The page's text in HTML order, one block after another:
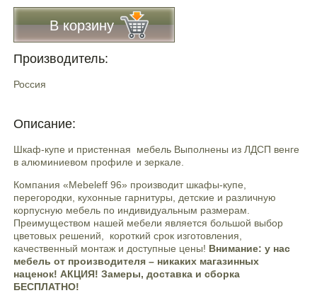
В корзину
Производитель:
Россия
Описание:
Шкаф-купе и пристенная мебель Выполнены из ЛДСП венге
в алюминиевом профиле и зеркале.
Компания «Mebeleff 96» производит шкафы-купе,
перегородки, кухонные гарнитуры, детские и различную
корпусную мебель по индивидуальным размерам.
Преимуществом нашей мебели является большой выбор
цветовых решений, короткий срок изготовления,
качественный монтаж и доступные цены! Внимание: у нас
мебель от производителя – никаких магазинных
наценок! АКЦИЯ! Замеры, доставка и сборка
БЕСПЛАТНО!